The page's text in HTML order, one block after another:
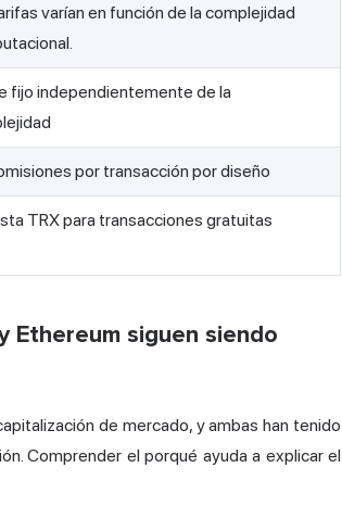
varían en función de la complejidad
fijo independientemente de la
por transacción por diseño
TRX para transacciones gratuitas
Ethereum siguen siendo
de mercado, y ambas han tenido
Comprender el porqué ayuda a explicar el